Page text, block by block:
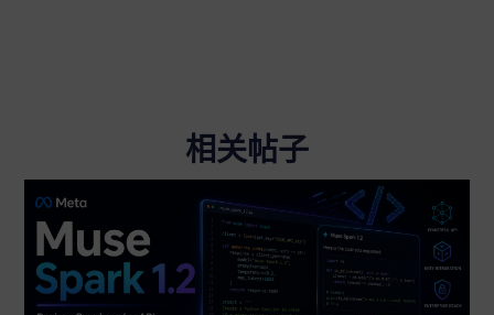
相关帖子